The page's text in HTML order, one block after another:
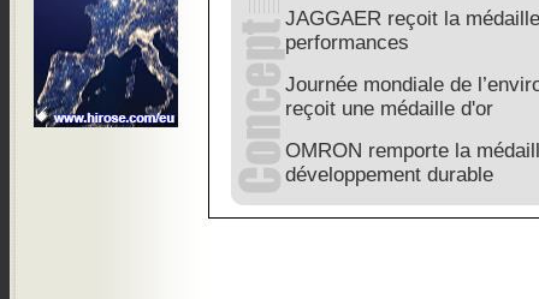
JAGGAER reçoit la
performances
Journée mondiale de
reçoit une médaille d'or
OMRON remporte la
développement durable